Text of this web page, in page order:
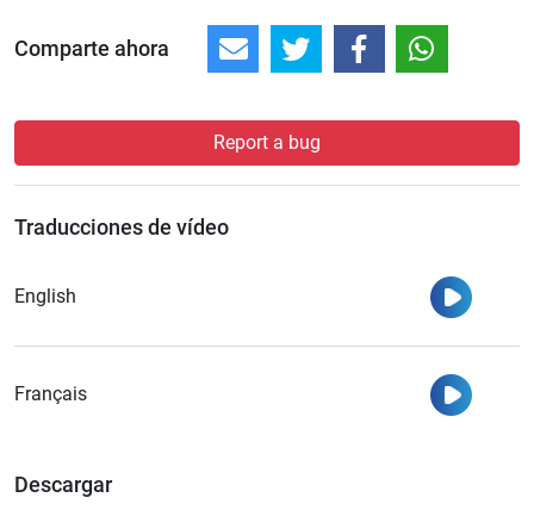
Comparte ahora
Report a bug
Traducciones de vídeo
English
Français
Descargar